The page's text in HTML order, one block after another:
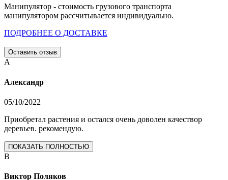
Манипулятор - стоимость грузового транспорта
манипулятором рассчитывается индивидуально.
ПОДРОБНЕЕ О ДОСТАВКЕ
Оставить отзыв
А
Александр
05/10/2022
Приобретал растения и остался очень доволен качествор
деревьев. рекомендую.
ПОКАЗАТЬ ПОЛНОСТЬЮ
В
Виктор Поляков